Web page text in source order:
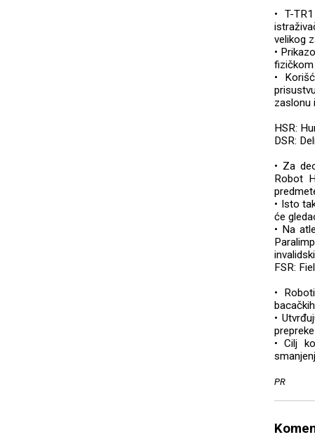
• T-
velikog
•
•
zaslonu
HSR:
DSR:
• Za
Robot
• Isto
će
• Na
FSR:
•
•
• Cilj
PR